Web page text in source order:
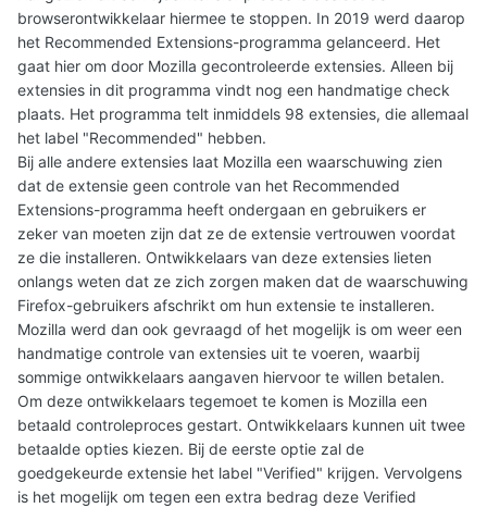
browserontwikkelaar hiermee te stoppen. In 2019 werd daarop
het Recommended Extensions-programma gelanceerd. Het
gaat hier om door Mozilla gecontroleerde extensies. Alleen bij
extensies in dit programma vindt nog een handmatige check
plaats. Het programma telt inmiddels 98 extensies, die allemaal
het label "Recommended" hebben.
Bij alle andere extensies laat Mozilla een waarschuwing zien
dat de extensie geen controle van het Recommended
Extensions-programma heeft ondergaan en gebruikers er
zeker van moeten zijn dat ze de extensie vertrouwen voordat
ze die installeren. Ontwikkelaars van deze extensies lieten
onlangs weten dat ze zich zorgen maken dat de waarschuwing
Firefox-gebruikers afschrikt om hun extensie te installeren.
Mozilla werd dan ook gevraagd of het mogelijk is om weer een
handmatige controle van extensies uit te voeren, waarbij
sommige ontwikkelaars aangaven hiervoor te willen betalen.
Om deze ontwikkelaars tegemoet te komen is Mozilla een
betaald controleproces gestart. Ontwikkelaars kunnen uit twee
betaalde opties kiezen. Bij de eerste optie zal de
goedgekeurde extensie het label "Verified" krijgen. Vervolgens
is het mogelijk om tegen een extra bedrag deze Verified